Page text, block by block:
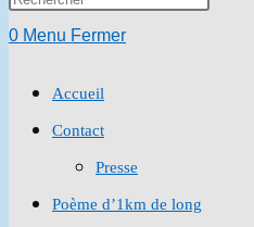
0 Menu Fermer
Accueil
Contact
Presse
Poème d’1km de long